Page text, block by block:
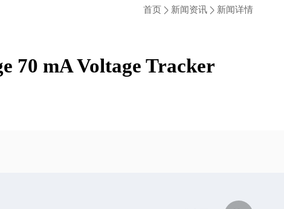
首页 新闻资讯 新闻详情
70 mA Voltage Tracker